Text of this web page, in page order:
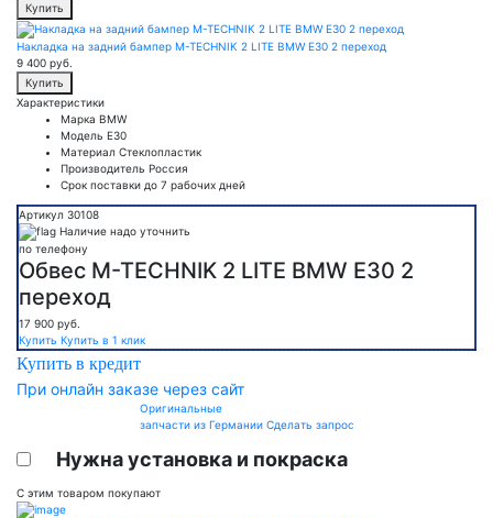
Купить
Накладка на задний бампер M-TECHNIK 2 LITE BMW E30 2 переход
9 400 руб.
Купить
Характеристики
Марка BMW
Модель E30
Материал Стеклопластик
Производитель Россия
Срок поставки до 7 рабочих дней
Артикул 30108
Наличие надо уточнить
по телефону
Обвес M-TECHNIK 2 LITE BMW E30 2
переход
17 900 руб.
Купить Купить в 1 клик
Купить в кредит
При онлайн заказе через сайт
Оригинальные
запчасти из Германии Сделать запрос
Нужна установка и покраска
С этим товаром покупают